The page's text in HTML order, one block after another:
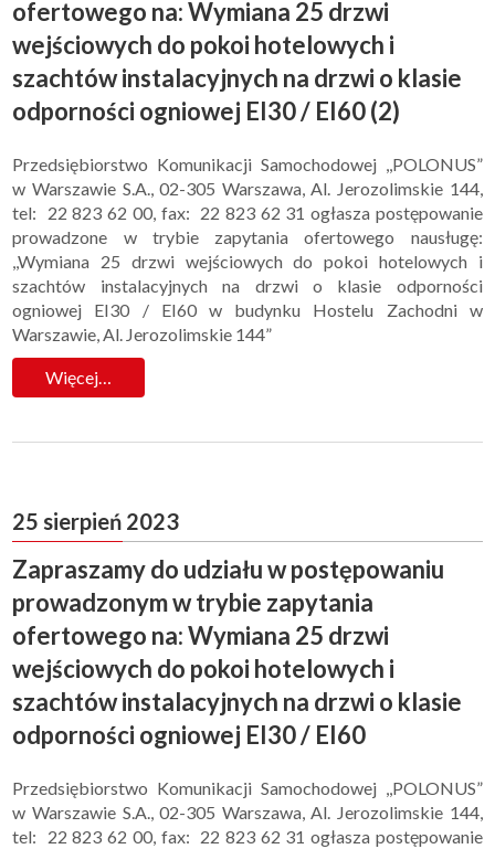
ofertowego na: Wymiana 25 drzwi
wejściowych do pokoi hotelowych i
szachtów instalacyjnych na drzwi o klasie
odporności ogniowej EI30 / EI60 (2)
Przedsiębiorstwo Komunikacji Samochodowej ,,POLONUS”
w Warszawie S.A., 02-305 Warszawa, Al. Jerozolimskie 144,
tel: 22 823 62 00, fax: 22 823 62 31 ogłasza postępowanie
prowadzone w trybie zapytania ofertowego nausługę:
,,Wymiana 25 drzwi wejściowych do pokoi hotelowych i
szachtów instalacyjnych na drzwi o klasie odporności
ogniowej EI30 / EI60 w budynku Hostelu Zachodni w
Warszawie, Al. Jerozolimskie 144”
Więcej…
25 sierpień 2023
Zapraszamy do udziału w postępowaniu
prowadzonym w trybie zapytania
ofertowego na: Wymiana 25 drzwi
wejściowych do pokoi hotelowych i
szachtów instalacyjnych na drzwi o klasie
odporności ogniowej EI30 / EI60
Przedsiębiorstwo Komunikacji Samochodowej ,,POLONUS”
w Warszawie S.A., 02-305 Warszawa, Al. Jerozolimskie 144,
tel: 22 823 62 00, fax: 22 823 62 31 ogłasza postępowanie